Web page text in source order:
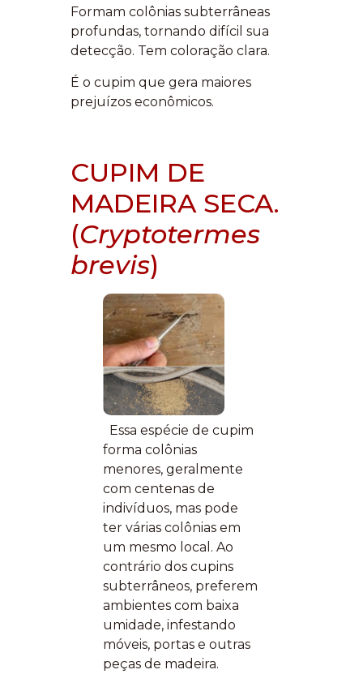
Formam colônias subterrâneas
profundas, tornando difícil sua
detecção. Tem coloração clara.
É o cupim que gera maiores
prejuízos econômicos.
CUPIM DE
MADEIRA SECA.
(Cryptotermes
brevis)
Essa espécie de cupim
forma colônias
menores, geralmente
com centenas de
indivíduos, mas pode
ter várias colônias em
um mesmo local. Ao
contrário dos cupins
subterrâneos, preferem
ambientes com baixa
umidade, infestando
móveis, portas e outras
peças de madeira.